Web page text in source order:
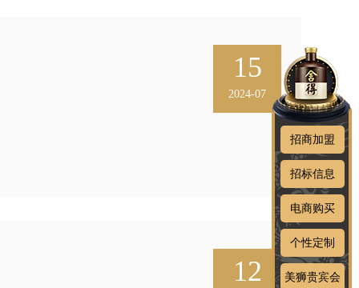
15
2024-07
12
招商加盟
招标信息
电商购买
个性定制
美狮贵宾会